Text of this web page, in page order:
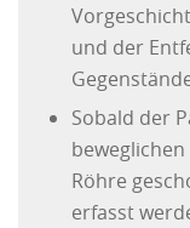
und der
Sobald der
Röhre
erfasst